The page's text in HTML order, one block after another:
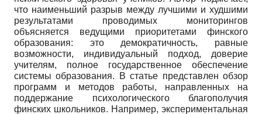
что наименьший разрыв между лучшими и худшими
результатами проводимых мониторингов
объясняется ведущими приоритетами финского
образования: это демократичность, равные
возможности, индивидуальный подход, доверие
учителям, полное государственное обеспечение
системы образования. В статье представлен обзор
программ и методов работы, направленных на
поддержание психологического благополучия
финских школьников. Например, экспериментальная